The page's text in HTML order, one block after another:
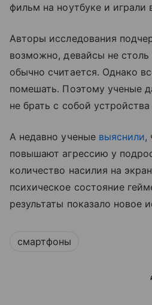
фильм на ноутбуке и играли
Авторы исследования
возможно, девайсы не столь
обычно считается. Однако
помешать. Поэтому ученые
не брать с собой
А недавно ученые выяснили,
повышают агрессию у
количество насилия на
психическое состояние
результаты показало новое
смартфоны